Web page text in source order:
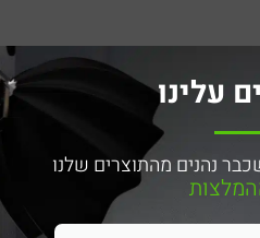
עלינו
נהנים מהתוצרים שלנו